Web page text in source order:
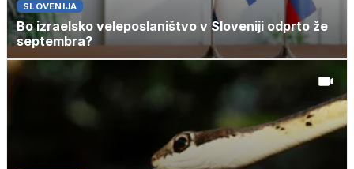
SLOVENIJA
Bo izraelsko veleposlaništvo v Sloveniji odprto že
septembra?